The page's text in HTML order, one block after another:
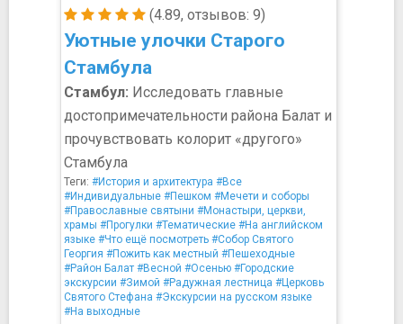
(4.89, отзывов: 9)
Уютные улочки Старого
Стамбула
Стамбул: Исследовать главные
достопримечательности района Балат и
прочувствовать колорит «другого»
Стамбула
Теги: #История и архитектура #Все
#Индивидуальные #Пешком #Мечети и соборы
#Православные святыни #Монастыри, церкви,
храмы #Прогулки #Тематические #На английском
языке #Что ещё посмотреть #Собор Святого
Георгия #Пожить как местный #Пешеходные
#Район Балат #Весной #Осенью #Городские
экскурсии #Зимой #Радужная лестница #Церковь
Святого Стефана #Экскурсии на русском языке
#На выходные